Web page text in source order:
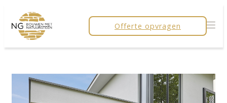
Offerte opvragen